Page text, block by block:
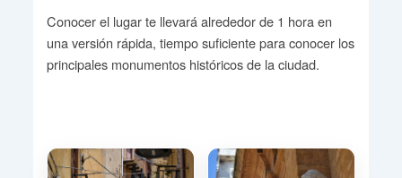
Conocer el lugar te llevará alrededor de 1 hora en
una versión rápida, tiempo suficiente para conocer los
principales monumentos históricos de la ciudad.